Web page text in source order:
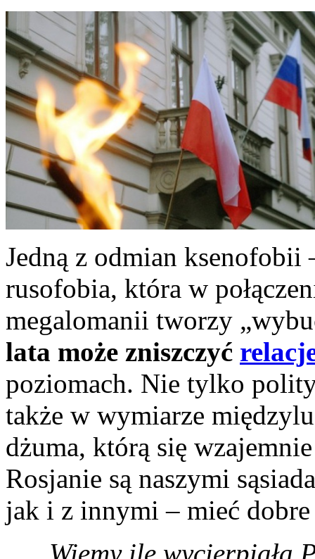
Jedną z odmian ksenofobii
rusofobia, która w
megalomanii tworzy
lata może zniszczyć
poziomach. Nie tylko
także w wymiarze
dżuma, którą się
Rosjanie są naszymi
jak i z innymi – mieć
„Wiemy ile wycierpiała